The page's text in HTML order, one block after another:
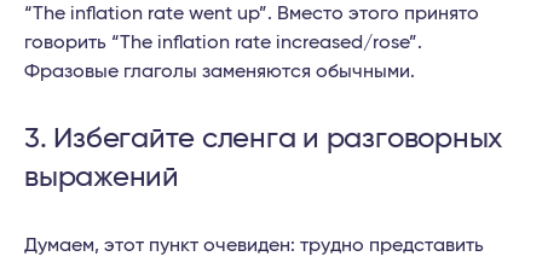
“The inflation rate went up”. Вместо этого принято
говорить “The inflation rate increased/rose”.
Фразовые глаголы заменяются обычными.
3. Избегайте сленга и разговорных
выражений
Думаем, этот пункт очевиден: трудно представить